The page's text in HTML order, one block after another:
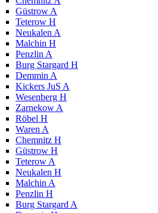
Güstrow A
Teterow H
Neukalen A
Malchin H
Penzlin A
Burg Stargard H
Demmin A
Kickers JuS A
Wesenberg H
Zarnekow A
Röbel H
Waren A
Chemnitz H
Güstrow H
Teterow A
Neukalen H
Malchin A
Penzlin H
Burg Stargard A